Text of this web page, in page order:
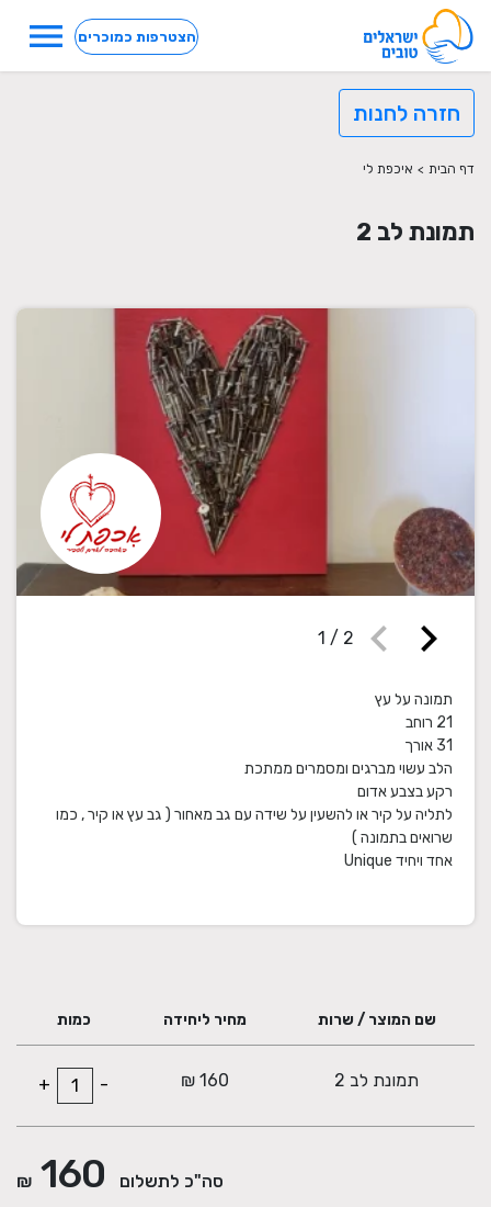
הצטרפות כמוכרים menu
חזרה לחנות
דף הבית > איכפת לי
תמונת לב 2
chevron_right
chevron_left
1 / 2
לתליה על קיר או להשעין על שידה עם גב מאחור ( גב עץ או קיר , כמו
אחד ויחיד Unique
שם המוצר / שרות מחיר ליחידה כמות
תמונת לב 2 160 ₪
-
+
סה"כ לתשלום 160
₪